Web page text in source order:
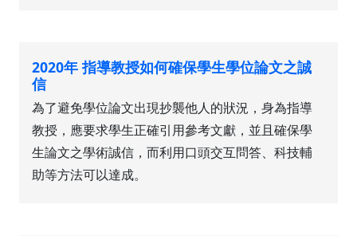
2020年 指導教授如何確保學生學位論文之誠
信
為了避免學位論文出現抄襲他人的狀況，身為指導
教授，應要求學生正確引用參考文獻，並且確保學
生論文之學術誠信，而利用口頭交互問答、科技輔
助等方法可以達成。